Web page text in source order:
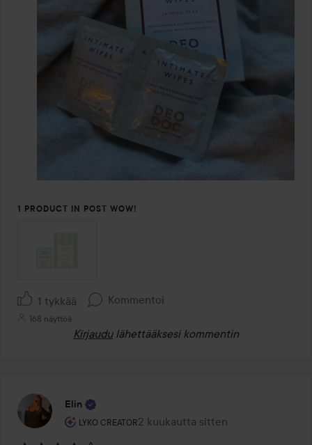
1 PRODUCT IN POST WOW!
1 tykkää Kommentoi
168 näyttöä
Kirjaudu lähettääksesi kommentin
Elin
LYKO CREATOR
Käyttäjän rooli: Lyko Creator.
2 kuukautta sitten
Viesti luotiin 2 kuukautta sitten